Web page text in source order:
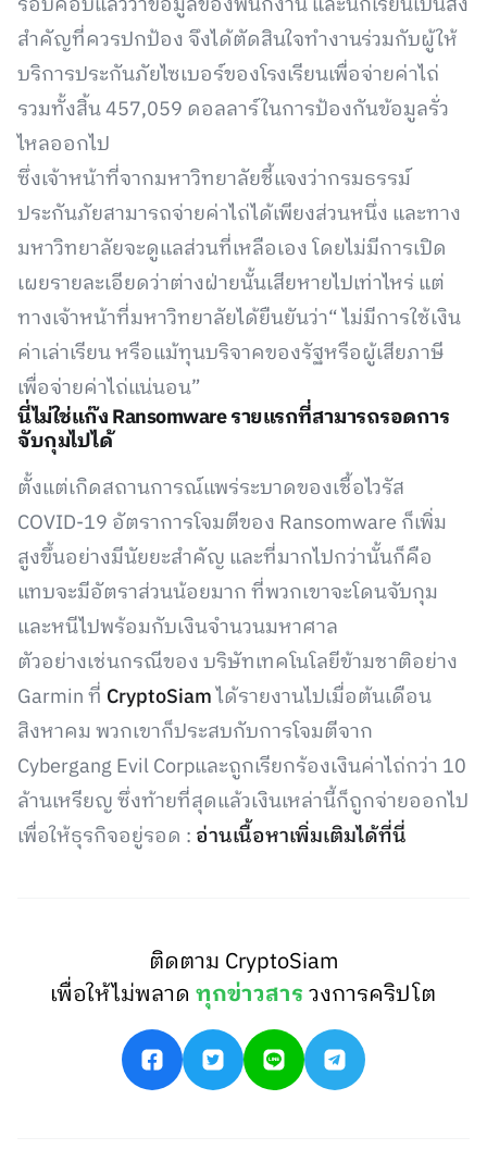
สำคัญที่ควรปกป้อง จึงได้ตัดสินใจทำงานร่วมกับผู้ให้
บริการประกันภัยไซเบอร์ของโรงเรียนเพื่อจ่ายค่าไถ่
รวมทั้งสิ้น 457,059 ดอลลาร์ในการป้องกันข้อมูลรั่ว
ไหลออกไป
ซึ่งเจ้าหน้าที่จากมหาวิทยาลัยชี้แจงว่ากรมธรรม์
ประกันภัยสามารถจ่ายค่าไถ่ได้เพียงส่วนหนึ่ง และทาง
มหาวิทยาลัยจะดูแลส่วนที่เหลือเอง โดยไม่มีการเปิด
เผยรายละเอียดว่าต่างฝ่ายนั้นเสียหายไปเท่าไหร่ แต่
ทางเจ้าหน้าที่มหาวิทยาลัยได้ยืนยันว่า“ ไม่มีการใช้เงิน
ค่าเล่าเรียน หรือแม้ทุนบริจาคของรัฐหรือผู้เสียภาษี
เพื่อจ่ายค่าไถ่แน่นอน”
นี่ไม่ใช่แก๊ง Ransomware รายแรกที่สามารถรอดการ
จับกุมไปได้
ตั้งแต่เกิดสถานการณ์แพร่ระบาดของเชื้อไวรัส
COVID-19 อัตราการโจมตีของ Ransomware ก็เพิ่ม
สูงขึ้นอย่างมีนัยยะสำคัญ และที่มากไปกว่านั้นก็คือ
แทบจะมีอัตราส่วนน้อยมาก ที่พวกเขาจะโดนจับกุม
และหนีไปพร้อมกับเงินจำนวนมหาศาล
ตัวอย่างเช่นกรณีของ บริษัทเทคโนโลยีข้ามชาติอย่าง
Garmin ที่ CryptoSiamได้รายงานไปเมื่อต้นเดือน
สิงหาคม พวกเขาก็ประสบกับการโจมตีจาก
Cybergang Evil Corpและถูกเรียกร้องเงินค่าไถ่กว่า 10
ล้านเหรียญ ซึ่งท้ายที่สุดแล้วเงินเหล่านี้ก็ถูกจ่ายออกไป
เพื่อให้ธุรกิจอยู่รอด : อ่านเนื้อหาเพิ่มเติมได้ที่นี่
ติดตาม CryptoSiam
เพื่อให้ไม่พลาดทุกข่าวสารวงการคริปโต